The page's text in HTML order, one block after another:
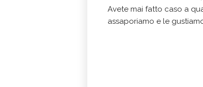
Avete mai fatto caso a
assaporiamo e le